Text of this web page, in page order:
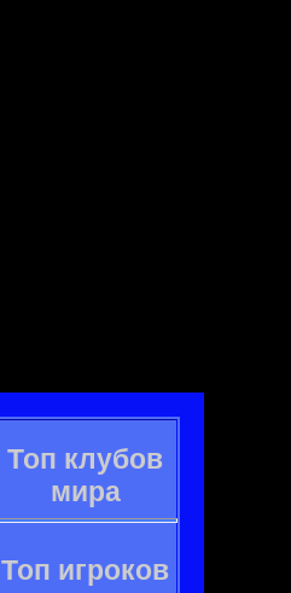
Топ клубов
мира
Топ игроков